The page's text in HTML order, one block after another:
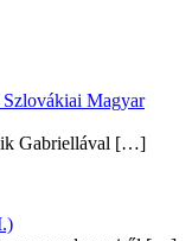
Magyar
Gabriellával […]